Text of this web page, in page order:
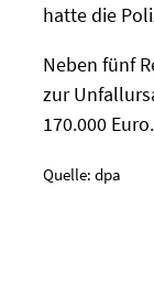
hatte die
Neben fünf
zur
170.000
Quelle: dpa